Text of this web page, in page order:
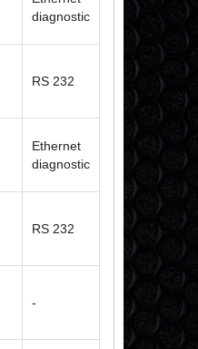
diagnostic
RS 232
Ethernet
diagnostic
RS 232
-